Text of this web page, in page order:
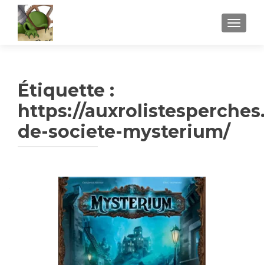
Étiquette :
https://
de-societe-mysterium/